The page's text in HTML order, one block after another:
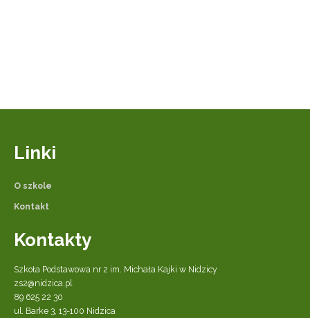
Linki
O szkole
Kontakt
Kontakty
Szkoła Podstawowa nr 2 im. Michała Kajki w Nidzicy
zs2@nidzica.pl
89 625 22 30
ul. Barke 3, 13-100 Nidzica